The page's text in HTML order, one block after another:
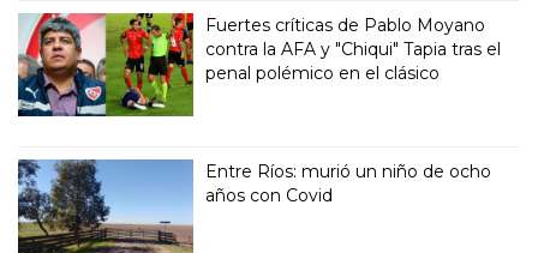
Fuertes críticas de Pablo Moyano
contra la AFA y "Chiqui" Tapia tras el
penal polémico en el clásico
Entre Ríos: murió un niño de ocho
años con Covid